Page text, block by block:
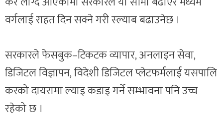
वर्गलाई राहत दिन सक्ने गरी स्ल्याब बढाउनेछ ।
सरकारले फेसबुक–टिकटक व्यापार, अनलाइन सेवा,
डिजिटल विज्ञापन, विदेशी डिजिटल प्लेटफर्मलाई यसपालि
करको दायरामा ल्याइ कडाइ गर्ने सम्भावना पनि उच्च
रहेको छ ।